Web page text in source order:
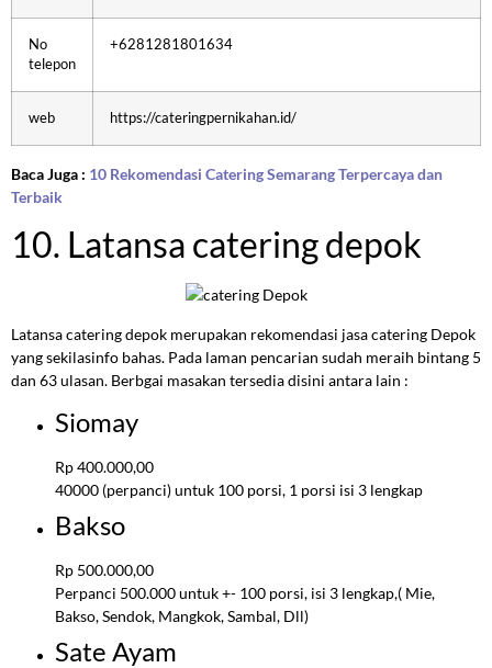
No
telepon
+6281281801634
web https://cateringpernikahan.id/
Baca Juga : 10 Rekomendasi Catering Semarang Terpercaya dan
Terbaik
10. Latansa catering depok
Latansa catering depok merupakan rekomendasi jasa catering Depok
yang sekilasinfo bahas. Pada laman pencarian sudah meraih bintang 5
dan 63 ulasan. Berbgai masakan tersedia disini antara lain :
Siomay
Rp 400.000,00
40000 (perpanci) untuk 100 porsi, 1 porsi isi 3 lengkap
Bakso
Rp 500.000,00
Perpanci 500.000 untuk +- 100 porsi, isi 3 lengkap,( Mie,
Bakso, Sendok, Mangkok, Sambal, Dll)
Sate Ayam